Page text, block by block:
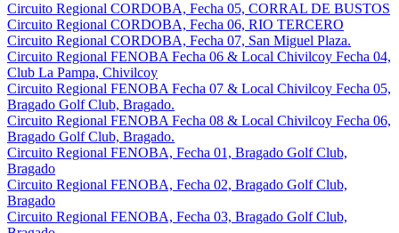
Circuito Regional CORDOBA, Fecha 05, CORRAL DE BUSTOS
Circuito Regional CORDOBA, Fecha 06, RIO TERCERO
Circuito Regional CORDOBA, Fecha 07, San Miguel Plaza.
Circuito Regional FENOBA Fecha 06 & Local Chivilcoy Fecha 04,
Club La Pampa, Chivilcoy
Circuito Regional FENOBA Fecha 07 & Local Chivilcoy Fecha 05,
Bragado Golf Club, Bragado.
Circuito Regional FENOBA Fecha 08 & Local Chivilcoy Fecha 06,
Bragado Golf Club, Bragado.
Circuito Regional FENOBA, Fecha 01, Bragado Golf Club,
Bragado
Circuito Regional FENOBA, Fecha 02, Bragado Golf Club,
Bragado
Circuito Regional FENOBA, Fecha 03, Bragado Golf Club,